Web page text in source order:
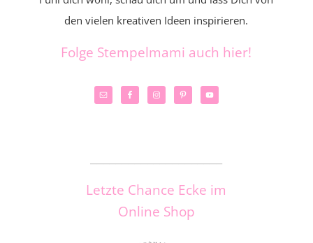
den vielen kreativen Ideen inspirieren.
Folge Stempelmami auch hier!
Letzte Chance Ecke im
Online Shop